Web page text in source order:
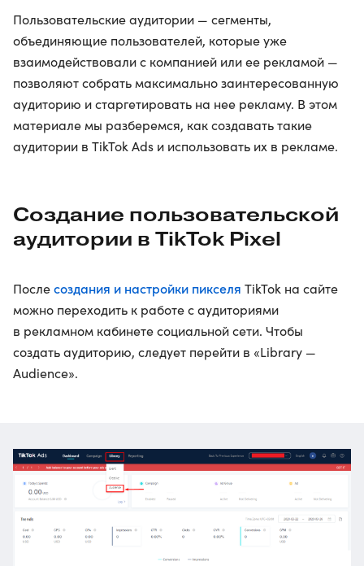
Пользовательские аудитории — сегменты,
объединяющие пользователей, которые уже
взаимодействовали с компанией или ее рекламой —
позволяют собрать максимально заинтересованную
аудиторию и старгетировать на нее рекламу. В этом
материале мы разберемся, как создавать такие
аудитории в TikTok Ads и использовать их в рекламе.
Создание пользовательской
аудитории в TikTok Pixel
Послесоздания и настройки пикселя TikTok на сайте
можно переходить к работе с аудиториями
в рекламном кабинете социальной сети. Чтобы
создать аудиторию, следует перейти в «Library —
Audience».